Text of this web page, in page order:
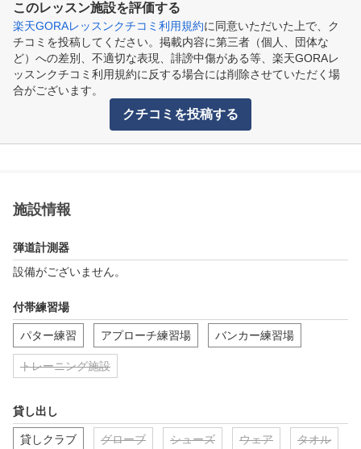
このレッスン施設を評価する
楽天GORAレッスンクチコミ利用規約に同意いただいた上で、ク
チコミを投稿してください。掲載内容に第三者（個人、団体な
ど）への差別、不適切な表現、誹謗中傷がある等、楽天GORAレ
ッスンクチコミ利用規約に反する場合には削除させていただく場
合がございます。
クチコミを投稿する
施設情報
弾道計測器
設備がございません。
付帯練習場
パター練習 アプローチ練習場 バンカー練習場
トレーニング施設
貸し出し
貸しクラブ グローブ シューズ ウェア タオル